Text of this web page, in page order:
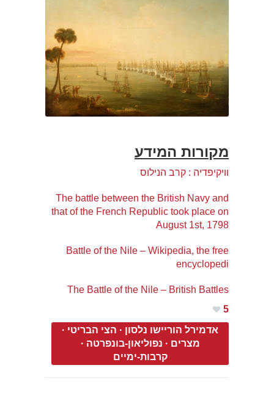
מקורות המידע
וויקיפדיה : קרב הנילוס
The battle between the British Navy and
that of the French Republic took place on
August 1st, 1798
Battle of the Nile – Wikipedia, the free
encyclopedi
The Battle of the Nile – British Battles
5
אדמירל הוריישו נלסון · הצי הבריטי ·
מצרים · נפוליאון-בונפרטה ·
קרבות-ימיים